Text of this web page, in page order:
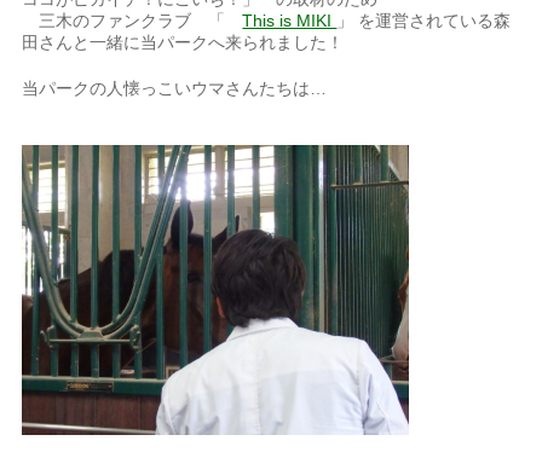
三木のファンクラブ 「This is MIKI
」 を運営されている森
田さんと一緒に当パークへ来られました！
当パークの人懐っこいウマさんたちは…